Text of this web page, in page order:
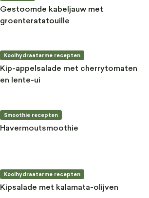
Gestoomde kabeljauw met
groenteratatouille
Koolhydraatarme recepten
Kip-appelsalade met cherrytomaten
en lente-ui
Smoothie recepten
Havermoutsmoothie
Koolhydraatarme recepten
Kipsalade met kalamata-olijven